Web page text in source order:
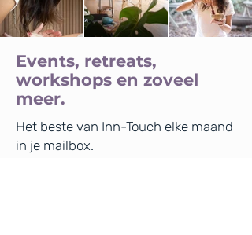
Events, retreats,
workshops en zoveel
meer.
Het beste van Inn-Touch elke maand
in je mailbox.